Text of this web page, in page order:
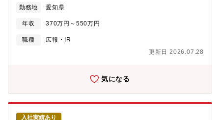
示を遂行する重要なポジションです。金融・証券業界や行政機関
での実務経験、あるいは上場企業での高度なIR経験をお持ちの方
を募集します。将来的にはIR部門のマネジメントや、経営陣のパ
ートナーとして広報戦略を牽引する責任者としての活躍を期待し
告書、四半期報告書、決算短信等の作成および提出
証)、財務局、証券会社(引受部門等)との情報交換・調整業務3.投
資家コミュニケーション・決算説明会の企画・連営、国内外の機
関投資家・アナリストとの個別面談(1on1)4.経営陣へのフィード
バック・市場の反応や株主構成の分析に基づいた、経営戦略への
提言5.株主総会支援・招集通知の作成補助や当日の運営サポート
勤務地 愛知県
年収 370万円～550万円
職種
広報・IR
更新日 2026.07.28
気になる
入社実績あり